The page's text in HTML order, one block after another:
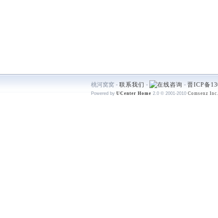
桃河窝窝 - 联系我们 - - 晋ICP备
Powered by UCenter Home 2.0 © 2001-2010 Comsenz Inc.